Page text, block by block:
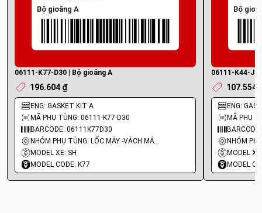
Bộ gioăng A
06111-K77-D30 | Bộ gioăng A
196.604 ₫
ENG: GASKET KIT A
MÃ PHỤ TÙNG: 06111-K77-D30
BARCODE: 06111K77D30
NHÓM PHỤ TÙNG: LỐC MÁY -VÁCH MÁY - GIOĂNG MÁY
MODEL XE: SH
MODEL CODE: K77
Bộ
06111-K44-
107.554
ENG:
MÃ PHỤ
MODEL
MODEL